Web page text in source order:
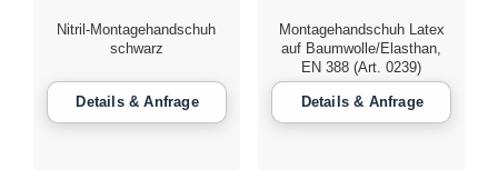
Nitril-Montagehandschuh
schwarz
Montagehandschuh Latex
auf Baumwolle/Elasthan,
EN 388 (Art. 0239)